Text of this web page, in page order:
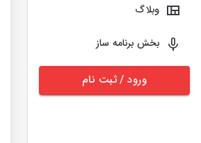
وبلاگ
بخش برنامه ساز
ورود / ثبت نام